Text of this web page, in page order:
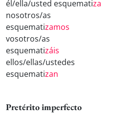
él/ella/usted esquematiza
nosotros/as
esquematizamos
vosotros/as
esquematizáis
ellos/ellas/ustedes
esquematizan
Pretérito imperfecto